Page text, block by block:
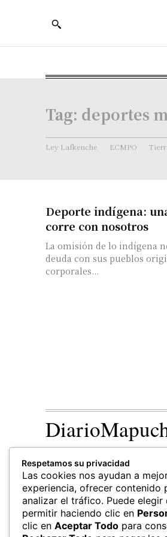
Tag: deportes
Ley Lafkenche ECMPO
Deporte indígena:
corre con nosotros
La omisión de lo indígena
deuda con sus pueblos
corporales...
Respetamos su privacidad
Las cookies nos ayudan a
experiencia, ofrecer contenido
analizar el tráfico. Puede elegir
permitir haciendo clic en
clic en Aceptar Todo para